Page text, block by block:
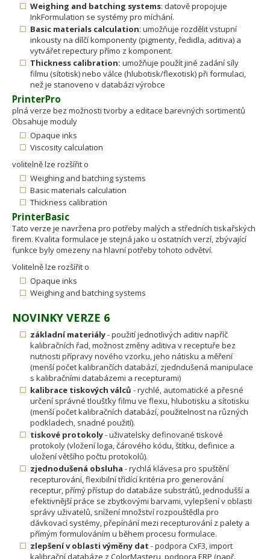
Weighing and batching systems: datově propojuje
InkFormulation se systémy pro míchání.
Basic materials calculation: umožňuje rozdělit vstupní
inkousty na dílčí komponenty (pigmenty, ředidla, aditiva) a
vytvářet repectury přímo z komponent.
Thickness calibration: umožňuje použít jiné zadání síly
filmu (sítotisk) nebo válce (hlubotisk/flexotisk) při formulaci,
než je stanoveno v databázi výrobce
PrinterPro
plná verze bez možnosti tvorby a editace barevných sortimentů
Obsahuje moduly
Opaque inks
Viscosity calculation
volitelně lze rozšířit o
Weighing and batching systems
Basic materials calculation
Thickness calibration
PrinterBasic
Tato verze je navržena pro potřeby malých a středních tiskařských
firem. Kvalita formulace je stejná jako u ostatních verzí, zbývající
funkce byly omezeny na hlavní potřeby tohoto odvětví.
Volitelně lze rozšířit o
Opaque inks
Weighing and batching systems
NOVINKY VERZE 6
základní materiály- použití jednotlivých aditiv napříč
kalibračních řad, možnost změny aditiva v receptuře bez
nutnosti přípravy nového vzorku, jeho nátisku a měření
(menší počet kalibrančích databází, zjedndušená manipulace
s kalibračními databázemi a recepturami)
kalibrace tiskových válců - rychlé, automatické a přesné
určení správné tloušťky filmu ve flexu, hlubotisku a sítotisku
(menší počet kalibračních databází, použitelnost na různých
podkladech, snadné použití).
tiskové protokoly- uživatelsky definované tiskové
protokoly (vložení loga, čárového kódu, štítku, definice a
uložení většího počtu protokolů).
zjednodušená obsluha - rychlá klávesa pro spuštění
recepturování, flexibilní třídící kritéria pro generování
receptur, přímý přístup do databáze substrátů, jednodušší a
efektivnější práce se zbytkovými barvami, vylepšení v oblasti
správy uživatelů, snížení množství rozpouštědla pro
dávkovací systémy, přepínání mezi recepturování z palety a
přímým formulováním u během procesu formulace.
zlepšení v oblasti výměny dat - podpora CxF3, import